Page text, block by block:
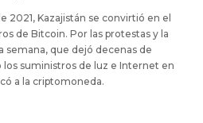
2021, Kazajistán se convirtió en el
de Bitcoin. Por las protestas y la
semana, que dejó decenas de
suministros de luz e Internet en
a la criptomoneda.